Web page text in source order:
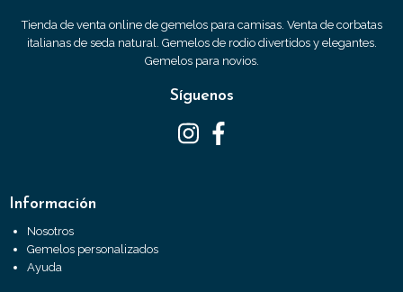
Tienda de venta online de gemelos para camisas. Venta de corbatas
italianas de seda natural. Gemelos de rodio divertidos y elegantes.
Gemelos para novios.
Síguenos
Información
Nosotros
Gemelos personalizados
Ayuda